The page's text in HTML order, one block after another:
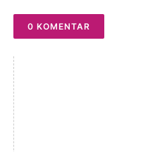
0 KOMENTAR